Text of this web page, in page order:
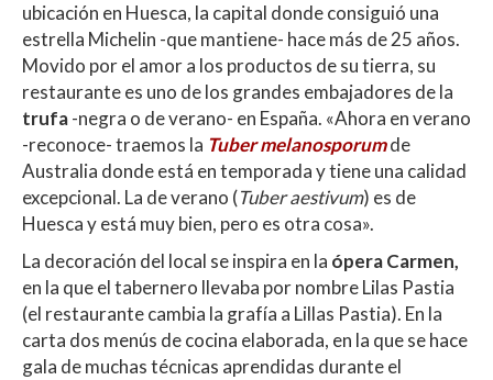
ubicación en Huesca, la capital donde consiguió una
estrella Michelin -que mantiene- hace más de 25 años.
Movido por el amor a los productos de su tierra, su
restaurante es uno de los grandes embajadores de la
trufa-negra o de verano- en España. «Ahora en verano
-reconoce- traemos la Tuber melanosporumde
Australia donde está en temporada y tiene una calidad
excepcional. La de verano (Tuber aestivum) es de
Huesca y está muy bien, pero es otra cosa».
La decoración del local se inspira en la ópera Carmen,
en la que el tabernero llevaba por nombre Lilas Pastia
(el restaurante cambia la grafía a Lillas Pastia). En la
carta dos menús de cocina elaborada, en la que se hace
gala de muchas técnicas aprendidas durante el